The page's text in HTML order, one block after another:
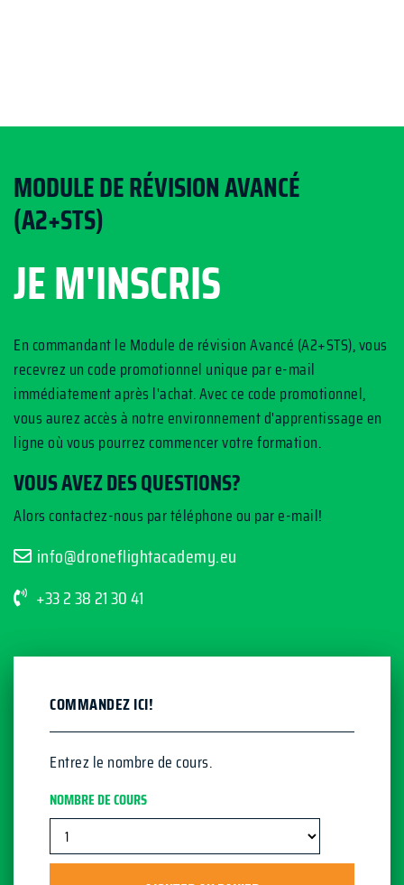
MODULE DE RÉVISION AVANCÉ
(A2+STS)
JE M'INSCRIS
En commandant le Module de révision Avancé (A2+STS), vous
recevrez un code promotionnel unique par e-mail
immédiatement après l'achat. Avec ce code promotionnel,
vous aurez accès à notre environnement d'apprentissage en
ligne où vous pourrez commencer votre formation.
VOUS AVEZ DES QUESTIONS?
Alors contactez-nous par téléphone ou par e-mail!
info@droneflightacademy.eu
+33 2 38 21 30 41
COMMANDEZ ICI!
Entrez le nombre de cours.
NOMBRE DE COURS